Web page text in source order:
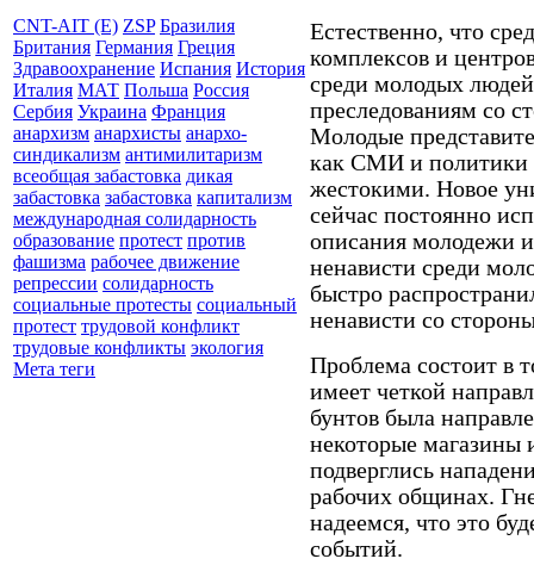
CNT-AIT (E) ZSP Бразилия
Британия Германия Греция
Здравоохранение Испания История
Италия МАТ Польша Россия
Сербия Украина Франция
анархизм анархисты анархо-
синдикализм антимилитаризм
всеобщая забастовка дикая
забастовка забастовка капитализм
международная солидарность
образование протест против
фашизма рабочее движение
репрессии солидарность
социальные протесты социальный
протест трудовой конфликт
трудовые конфликты экология
Мета теги
Естественно, что
комплексов и
среди молодых людей
преследованиям со
Молодые
как СМИ и
жестокими. Новое
сейчас постоянно
описания молодежи
ненависти среди
быстро
ненависти со
Проблема состоит в
имеет четкой
бунтов была
некоторые магазины
подверглись
рабочих общинах.
надеемся, что это
событий.